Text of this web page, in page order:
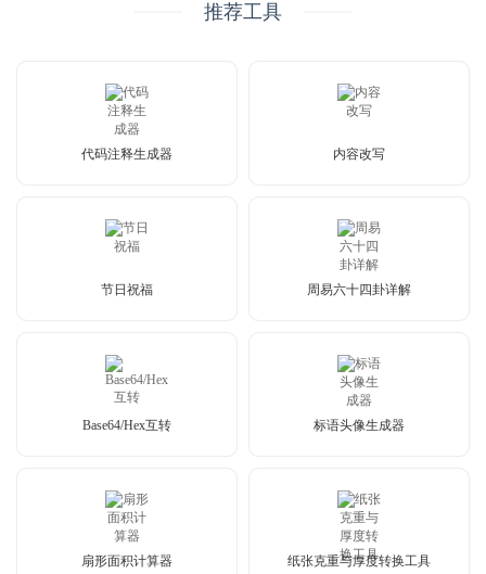
推荐工具
代码注释生成器 内容改写
节日祝福 周易六十四卦详解
Base64/Hex互转 标语头像生成器
扇形面积计算器 纸张克重与厚度转换工具